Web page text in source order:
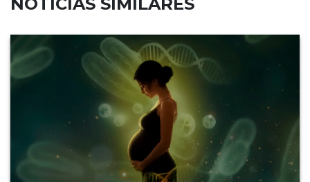
NOTICIAS SIMILARES